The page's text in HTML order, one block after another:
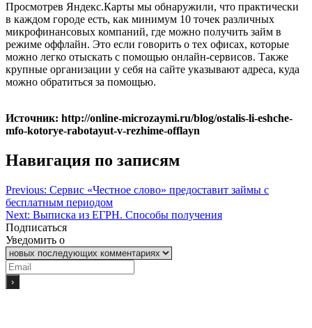
Просмотрев Яндекс.Карты мы обнаружили, что практически
в каждом городе есть, как минимум 10 точек различных
микрофинансовых компаний, где можно получить займ в
режиме оффлайн. Это если говорить о тех офисах, которые
можно легко отыскать с помощью онлайн-сервисов. Также
крупные организации у себя на сайте указывают адреса, куда
можно обратиться за помощью.
Источник: http://online-microzaymi.ru/blog/ostalis-li-eshche-
mfo-kotorye-rabotayut-v-rezhime-offlayn
Навигация по записям
Previous: Сервис «Честное слово» предоставит займы с
бесплатным периодом
Next: Выписка из ЕГРН. Способы получения
Подписаться
Уведомить о